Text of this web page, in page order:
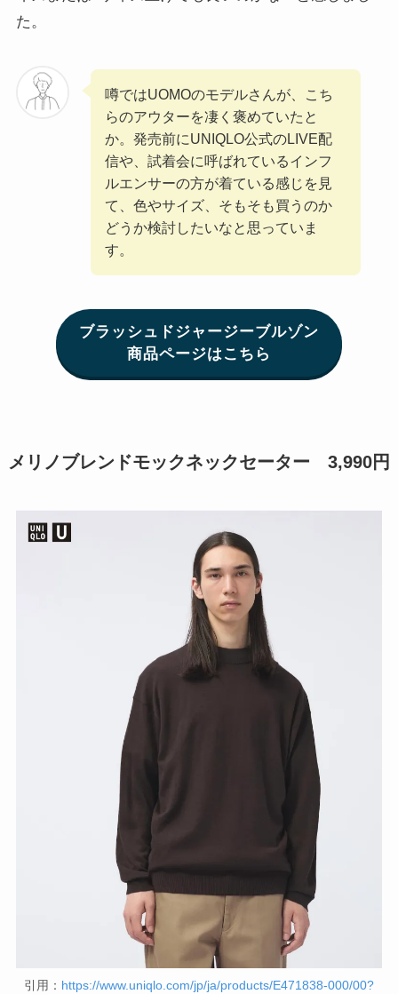
た。
噂ではUOMOのモデルさんが、こち
らのアウターを凄く褒めていたと
か。発売前にUNIQLO公式のLIVE配
信や、試着会に呼ばれているインフ
ルエンサーの方が着ている感じを見
て、色やサイズ、そもそも買うのか
どうか検討したいなと思っていま
す。
ブラッシュドジャージーブルゾン
商品ページはこちら
メリノブレンドモックネックセーター 3,990円
引用： https://www.uniqlo.com/jp/ja/products/E471838-000/00?